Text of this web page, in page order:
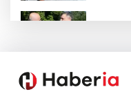
Akademi